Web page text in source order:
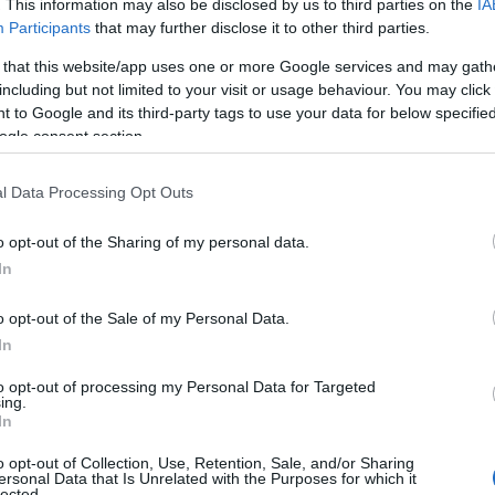
This information may also be disclosed by us to third parties on the
Participants that may further disclose it to other third parties.
that this website/app uses one or more Google services and may
but not limited to your visit or usage behaviour. You may
to Google and its third-party tags to use your data for below
consent section.
Data Processing Opt Outs
opt-out of the Sharing of my personal data.
opt-out of the Sale of my Personal Data.
opt-out of processing my Personal Data for Targeted
opt-out of Collection, Use, Retention, Sale, and/or Sharing
Data that Is Unrelated with the Purposes for which it
sembler irrésistibles pour ceux qui recherchent des
Dans un climat économique mondial souvent
il est impératif d’examiner ces opportunités avec
les nanotechnologies, attirent de plus en
significatifs. Cependant, il est essentiel de
doit être équilibrée par une analyse rigoureuse des
les nanotechnologies
en pleine effervescence, avec un taux de
%. Cette dynamique est alimentée par une
appareils et des investissements stratégiques entre